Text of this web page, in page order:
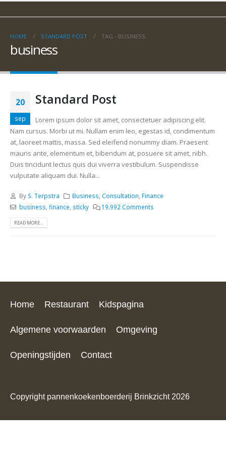
HOME STANDARD POST TAG - BUSINESS
business
20
sep
Standard Post
Lorem ipsum dolor sit amet, consectetuer adipiscing elit.
Nam cursus. Morbi ut mi. Nullam enim leo, egestas id, condimentum
at, laoreet mattis, massa. Sed eleifend nonummy diam. Praesent
mauris ante, elementum et, bibendum at, posuere sit amet, nibh.
Duis tincidunt lectus quis dui viverra vestibulum. Suspendisse
vulputate aliquam dui. Nulla...
By S. Terpstra Business, Consultation, Finance
business, finance, sticky 19.992 Comments
READ MORE...
Home Restaurant Kidspagina
Algemene voorwaarden Omgeving
Openingstijden Contact
Copyright pannenkoekenboerderij Brinkzicht 2026